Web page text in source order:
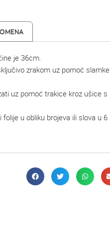
je 36cm.
zrakom uz pomoć slamke
uz pomoć trakice kroz ušice s
u obliku brojeva ili slova u 6